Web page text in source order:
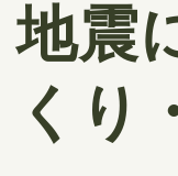
地震
くり